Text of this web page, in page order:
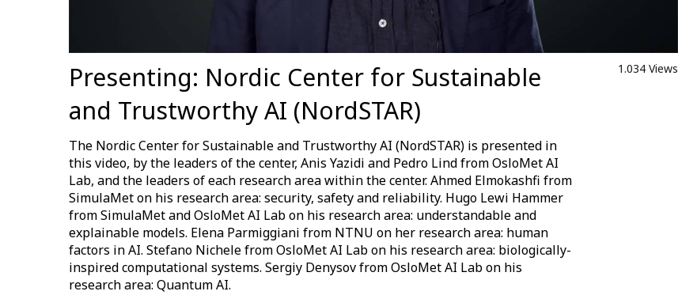
Presenting: Nordic Center for Sustainable
and Trustworthy AI (NordSTAR)
1.034 Views
The Nordic Center for Sustainable and Trustworthy AI (NordSTAR) is presented in
this video, by the leaders of the center, Anis Yazidi and Pedro Lind from OsloMet AI
Lab, and the leaders of each research area within the center. Ahmed Elmokashfi from
SimulaMet on his research area: security, safety and reliability. Hugo Lewi Hammer
from SimulaMet and OsloMet AI Lab on his research area: understandable and
explainable models. Elena Parmiggiani from NTNU on her research area: human
factors in AI. Stefano Nichele from OsloMet AI Lab on his research area: biologically-
inspired computational systems. Sergiy Denysov from OsloMet AI Lab on his
research area: Quantum AI.